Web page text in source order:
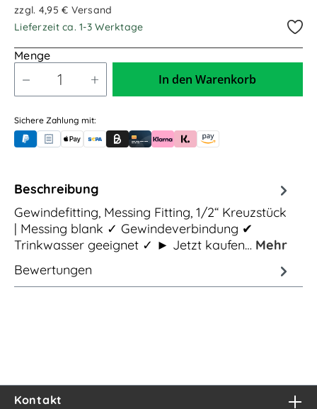
zzgl. 4,95 € Versand
Lieferzeit ca. 1-3 Werktage
Menge
In den Warenkorb
Sichere Zahlung mit:
PayPalRechnungskauf (für Behörden)
Apple PayBanküberweisung (vorab)
Rechnungskauf (Billie)
Kreditkarte
Rechnung oder Ratenkauf (Klarna)
Sofortüberweisung (Klarna)
Amazon Pay
Beschreibung
Gewindefitting, Messing Fitting, 1/2“ Kreuzstück
| Messing blank ✓ Gewindeverbindung ✔
Trinkwasser geeignet ✓ ► Jetzt kaufen… Mehr
Bewertungen
Kontakt